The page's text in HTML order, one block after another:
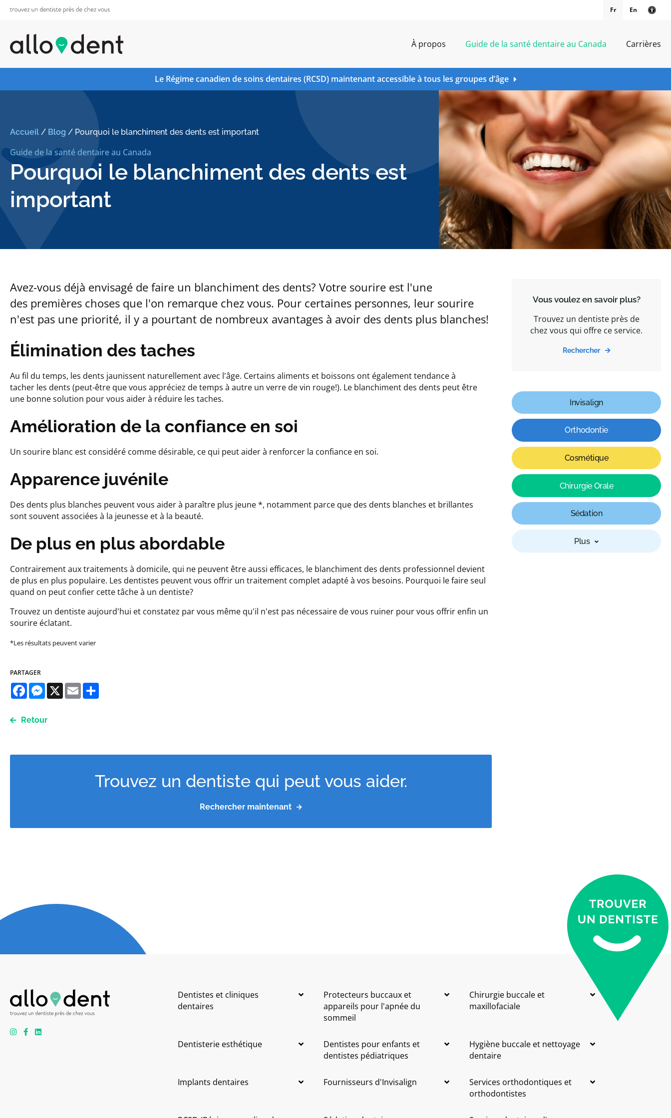
Fr En
À propos Guide de la santé dentaire au Canada Carrières
Le Régime canadien de soins dentaires (RCSD) maintenant accessible à tous les groupes d’âge
Accueil / Blog / Pourquoi le blanchiment des dents est important
Guide de la santé dentaire au Canada
Pourquoi le blanchiment des dents est
important
Avez-vous déjà envisagé de faire un blanchiment des dents? Votre sourire est l'une
des premières choses que l'on remarque chez vous. Pour certaines personnes, leur sourire
n'est pas une priorité, il y a pourtant de nombreux avantages à avoir des dents plus blanches!
Élimination des taches
Au fil du temps, les dents jaunissent naturellement avec l'âge. Certains aliments et boissons ont également tendance à
tacher les dents (peut-être que vous appréciez de temps à autre un verre de vin rouge!). Le blanchiment des dents peut être
une bonne solution pour vous aider à réduire les taches.
Amélioration de la confiance en soi
Un sourire blanc est considéré comme désirable, ce qui peut aider à renforcer la confiance en soi.
Apparence juvénile
Des dents plus blanches peuvent vous aider à paraître plus jeune *, notamment parce que des dents blanches et brillantes
sont souvent associées à la jeunesse et à la beauté.
De plus en plus abordable
Contrairement aux traitements à domicile, qui ne peuvent être aussi efficaces, le blanchiment des dents professionnel devient
de plus en plus populaire. Les dentistes peuvent vous offrir un traitement complet adapté à vos besoins. Pourquoi le faire seul
quand on peut confier cette tâche à un dentiste?
Trouvez un dentiste aujourd'hui et constatez par vous même qu'il n'est pas nécessaire de vous ruiner pour vous offrir enfin un
sourire éclatant.
*Les résultats peuvent varier
PARTAGER
FacebookMessenger
X Email
Retour
Trouvez un dentiste qui peut vous aider.
Rechercher maintenant
Vous voulez en savoir plus?
Trouvez un dentiste près de
chez vous qui offre ce service.
Rechercher
Invisalign
Orthodontie
Cosmétique
Chirurgie Orale
Sédation
Plus
Dentistes et cliniques
dentaires
Protecteurs buccaux et
appareils pour l'apnée du
sommeil
Chirurgie buccale et
maxillofaciale
Dentisterie esthétique
Dentistes pour enfants et
dentistes pédiatriques
Hygiène buccale et nettoyage
dentaire
Implants dentaires Fournisseurs d'Invisalign
Services orthodontiques et
orthodontistes